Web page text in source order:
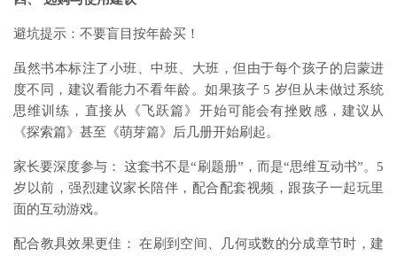
避坑提示：不要盲目按年龄买！
虽然书本标注了小班、中班、大班，但由于每个孩子的启蒙进
度不同，建议看能力不看年龄。如果孩子 5 岁但从未做过系统
思维训练，直接从《飞跃篇》开始可能会有挫败感，建议从
《探索篇》甚至《萌芽篇》后几册开始刷起。
家长要深度参与： 这套书不是“刷题册”，而是“思维互动书”。5
岁以前，强烈建议家长陪伴，配合配套视频，跟孩子一起玩里
面的互动游戏。
配合教具效果更佳： 在刷到空间、几何或数的分成章节时，建